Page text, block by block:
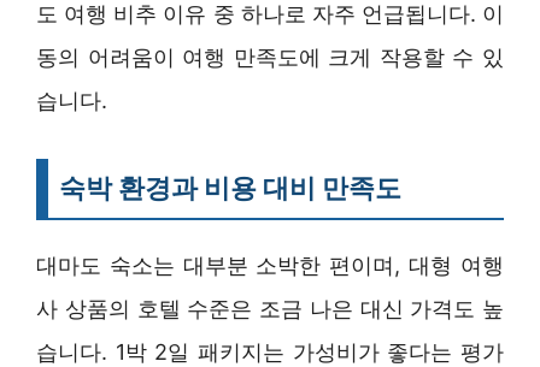
도 여행 비추 이유 중 하나로 자주 언급됩니다. 이
동의 어려움이 여행 만족도에 크게 작용할 수 있
습니다.
숙박 환경과 비용 대비 만족도
대마도 숙소는 대부분 소박한 편이며, 대형 여행
사 상품의 호텔 수준은 조금 나은 대신 가격도 높
습니다. 1박 2일 패키지는 가성비가 좋다는 평가